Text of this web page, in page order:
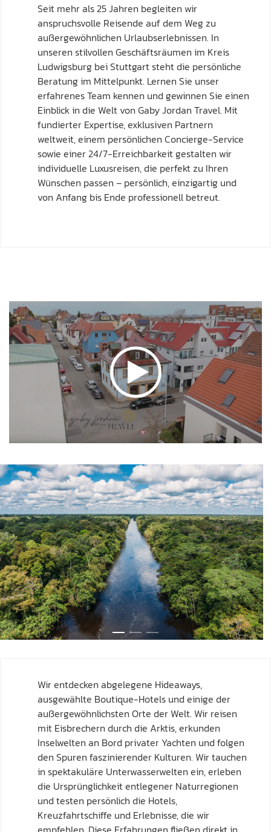
Seit mehr als 25 Jahren begleiten wir
anspruchsvolle Reisende auf dem Weg zu
außergewöhnlichen Urlaubserlebnissen. In
unseren stilvollen Geschäftsräumen im Kreis
Ludwigsburg bei Stuttgart steht die persönliche
Beratung im Mittelpunkt. Lernen Sie unser
erfahrenes Team kennen und gewinnen Sie einen
Einblick in die Welt von Gaby Jordan Travel. Mit
fundierter Expertise, exklusiven Partnern
weltweit, einem persönlichen Concierge-Service
sowie einer 24/7-Erreichbarkeit gestalten wir
individuelle Luxusreisen, die perfekt zu Ihren
Wünschen passen – persönlich, einzigartig und
von Anfang bis Ende professionell betreut.
Wir entdecken abgelegene Hideaways,
ausgewählte Boutique-Hotels und einige der
außergewöhnlichsten Orte der Welt. Wir reisen
mit Eisbrechern durch die Arktis, erkunden
Inselwelten an Bord privater Yachten und folgen
den Spuren faszinierender Kulturen. Wir tauchen
in spektakuläre Unterwasserwelten ein, erleben
die Ursprünglichkeit entlegener Naturregionen
und testen persönlich die Hotels,
Kreuzfahrtschiffe und Erlebnisse, die wir